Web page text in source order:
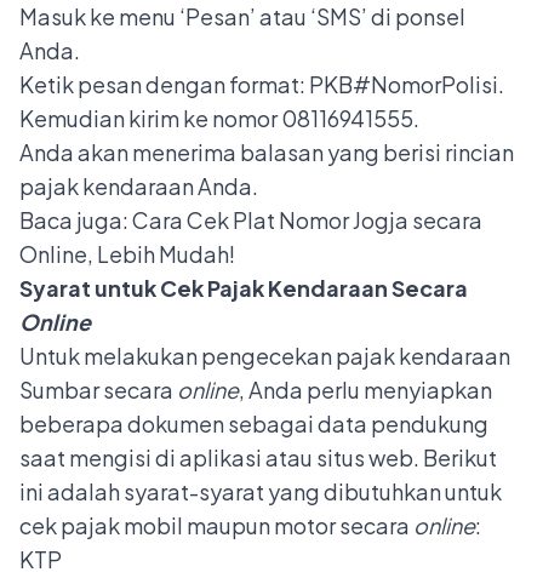
Masuk ke menu ‘Pesan’ atau ‘SMS’ di ponsel
Anda.
Ketik pesan dengan format: PKB#NomorPolisi.
Kemudian kirim ke nomor 08116941555.
Anda akan menerima balasan yang berisi rincian
pajak kendaraan Anda.
Baca juga:Cara Cek Plat Nomor Jogja secara
Online, Lebih Mudah!
Syarat untuk Cek Pajak Kendaraan Secara
Online
Untuk melakukan pengecekan pajak kendaraan
Sumbar secara online, Anda perlu menyiapkan
beberapa dokumen sebagai data pendukung
saat mengisi di aplikasi atau situs web. Berikut
ini adalah syarat-syarat yang dibutuhkan untuk
cek pajak mobil maupun motor secara online:
KTP